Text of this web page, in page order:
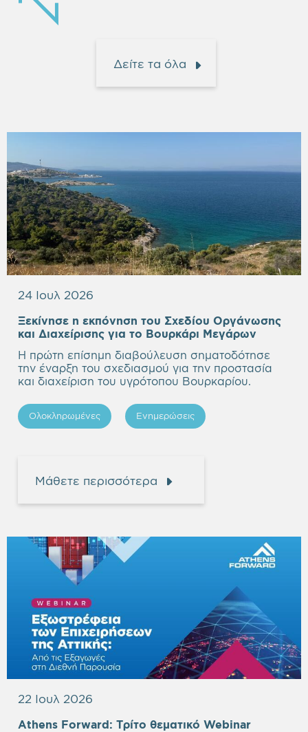
Δείτε τα όλα
24 Ιουλ 2026
Ξεκίνησε η εκπόνηση του Σχεδίου Οργάνωσης
και Διαχείρισης για το Βουρκάρι Μεγάρων
Η πρώτη επίσημη διαβούλευση σηματοδότησε
την έναρξη του σχεδιασμού για την προστασία
και διαχείριση του υγρότοπου Βουρκαρίου.
Ολοκληρωμένες Ενημερώσεις
Μάθετε περισσότερα
22 Ιουλ 2026
Athens Forward: Τρίτο θεματικό Webinar